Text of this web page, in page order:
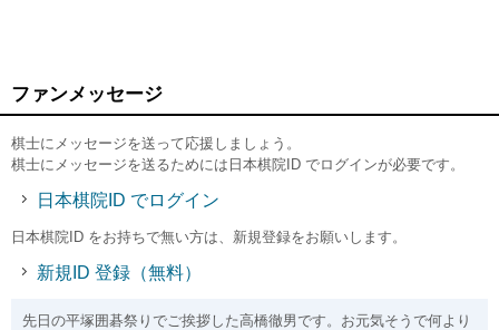
ファンメッセージ
棋士にメッセージを送って応援しましょう。
棋士にメッセージを送るためには日本棋院ID でログインが必要です。
日本棋院ID でログイン
日本棋院ID をお持ちで無い方は、新規登録をお願いします。
新規ID 登録（無料）
先日の平塚囲碁祭りでご挨拶した高橋徹男です。お元気そうで何より